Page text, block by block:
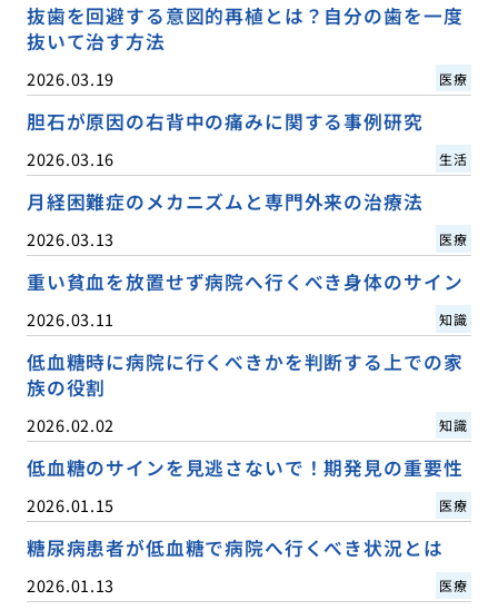
抜歯を回避する意図的再植とは？自分の歯を一度
抜いて治す方法
2026.03.19 医療
胆石が原因の右背中の痛みに関する事例研究
2026.03.16 生活
月経困難症のメカニズムと専門外来の治療法
2026.03.13 医療
重い貧血を放置せず病院へ行くべき身体のサイン
2026.03.11 知識
低血糖時に病院に行くべきかを判断する上での家
族の役割
2026.02.02 知識
低血糖のサインを見逃さないで！期発見の重要性
2026.01.15 医療
糖尿病患者が低血糖で病院へ行くべき状況とは
2026.01.13 医療